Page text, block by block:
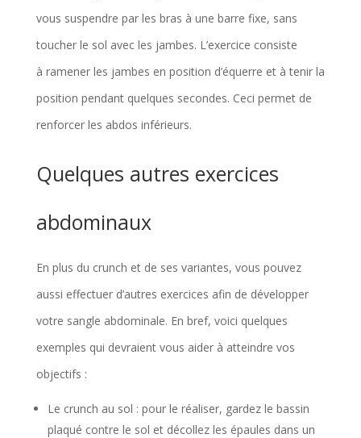
vous suspendre par les bras à une barre fixe, sans
toucher le sol avec les jambes. L’exercice consiste
à ramener les jambes en position d’équerre et à tenir la
position pendant quelques secondes. Ceci permet de
renforcer les abdos inférieurs.
Quelques autres exercices
abdominaux
En plus du crunch et de ses variantes, vous pouvez
aussi effectuer d’autres exercices afin de développer
votre sangle abdominale. En bref, voici quelques
exemples qui devraient vous aider à atteindre vos
objectifs :
Le crunch au sol : pour le réaliser, gardez le bassin
plaqué contre le sol et décollez les épaules dans un